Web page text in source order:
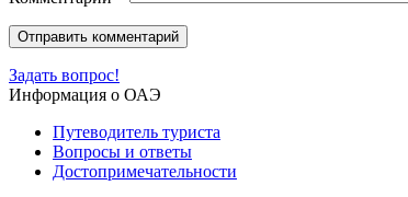
Задать вопрос!
Информация о ОАЭ
Путеводитель туриста
Вопросы и ответы
Достопримечательности